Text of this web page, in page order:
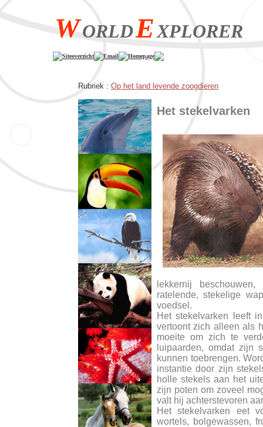
WORLDEXPLORER
Siteoverzicht Email Homepage
Rubriek : Op het land levende zoogdieren
Het stekelvarken
lekkernij
ratelende, stekelige
voedsel.
Het stekelvarken leeft
vertoont zich alleen als
moeite om zich te
luipaarden, omdat zijn
kunnen toebrengen.
instantie door zijn
holle stekels aan het
zijn poten om zoveel
valt hij achterstevoren
Het stekelvarken eet
wortels, bolgewassen,